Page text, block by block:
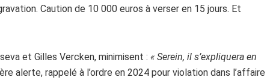
Caution de 10 000 euros à verser en 15 jours. Et
et Gilles Vercken, minimisent : « Serein, il s’expliquera en
alerte, rappelé à l’ordre en 2024 pour violation dans l’affaire